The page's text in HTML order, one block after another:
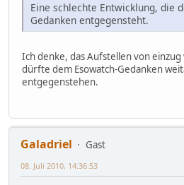
Eine schlechte Entwicklung, die
Gedanken entgegensteht.
Ich denke, das Aufstellen von
dürfte dem Esowatch-Gedanken
entgegenstehen.
Galadriel
Gast
08. Juli 2010, 14:36:53